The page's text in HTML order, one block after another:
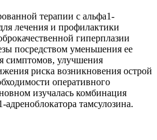
терапии с альфа1-
лечения и профилактики
гиперплазии
посредством уменьшения ее
симптомов, улучшения
риска возникновения острой
оперативного
изучалась комбинация
адреноблокатора тамсулозина.